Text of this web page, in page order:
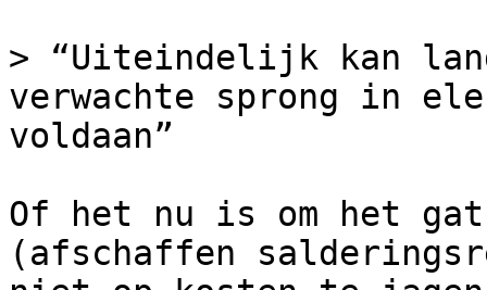
> “Uiteindelijk kan
verwachte sprong in
voldaan”
Of het nu is om het
(afschaffen